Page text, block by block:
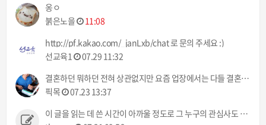
옹ㅇ
붉은노을
11:08
http://pf.kakao.com/_janLxb/chat 로 문의 주세요 :)
선교육1
07.29 11:32
결혼하던 뭐하던 전혀 상관없지만 요즘 업장에서는 다들 결혼이야기만 하네 ㅠㅠ 했으면 뭐라도 주던지 ㅋㅋ
픽목
07.23 13:37
이 글을 읽는 데 쓴 시간이 아까울 정도로 그 누구의 관심사도 아닌 정보입니다.